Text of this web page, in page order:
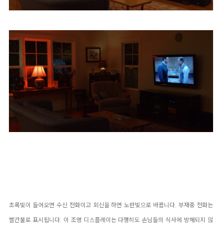
초록빛이 들어오면 수신 전화이고 회신을 하면 노란빛으로 바뀝니다. 부재중 전화는
빨간불로 표시됩니다. 이 조명 디스플레이는 다행히도 손님들의 식사에 방해되지 않